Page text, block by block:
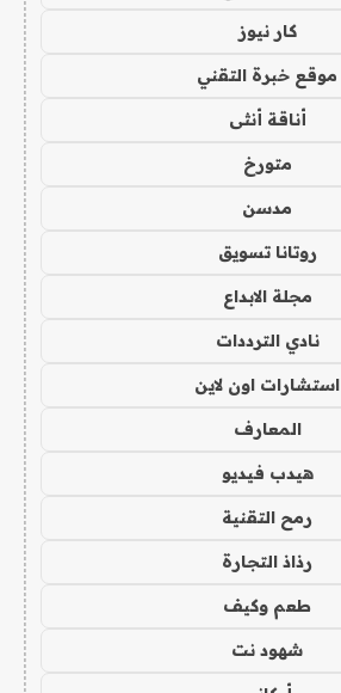
كار نيوز
موقع خبرة التقني
أناقة أنثى
متورخ
مدسن
روتانا تسويق
مجلة الابداع
نادي الترددات
استشارات اون لاين
المعارف
هيدب فيديو
رمح التقنية
رذاذ التجارة
طعم وكيف
شهود نت